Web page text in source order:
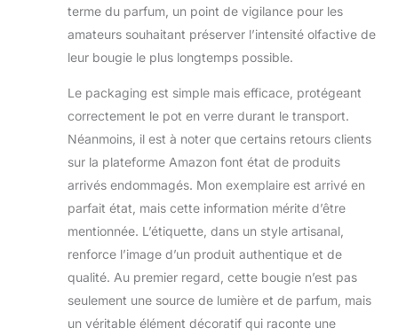
réconfortantes à
combustion longue
fabriquées avec
pour augmenter la
durée de
combustion et
réduire la suie.
L'équilibre entre la
cire et la mèche
garantit que la
bougie brûle
proprement,
garantissant des
heures de parfum
durable. Idée
cadeau pour toutes
terme du parfum, un point de vigilance pour les
amateurs souhaitant préserver l’intensité olfactive de
leur bougie le plus longtemps possible.
Le packaging est simple mais efficace, protégeant
correctement le pot en verre durant le transport.
Néanmoins, il est à noter que certains retours clients
sur la plateforme Amazon font état de produits
arrivés endommagés. Mon exemplaire est arrivé en
parfait état, mais cette information mérite d’être
mentionnée. L’étiquette, dans un style artisanal,
renforce l’image d’un produit authentique et de
qualité. Au premier regard, cette bougie n’est pas
seulement une source de lumière et de parfum, mais
un véritable élément décoratif qui raconte une